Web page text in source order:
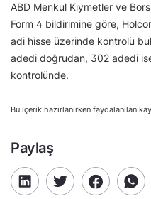
ABD Menkul Kıymetler ve
Form 4 bildirimine göre,
adi hisse üzerinde kontrolü
adedi doğrudan, 302 adedi
kontrolünde.
Bu içerik hazırlanırken faydalanılan
Paylaş